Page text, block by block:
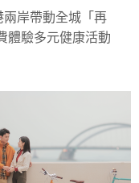
兩岸帶動全城「再
體驗多元健康活動